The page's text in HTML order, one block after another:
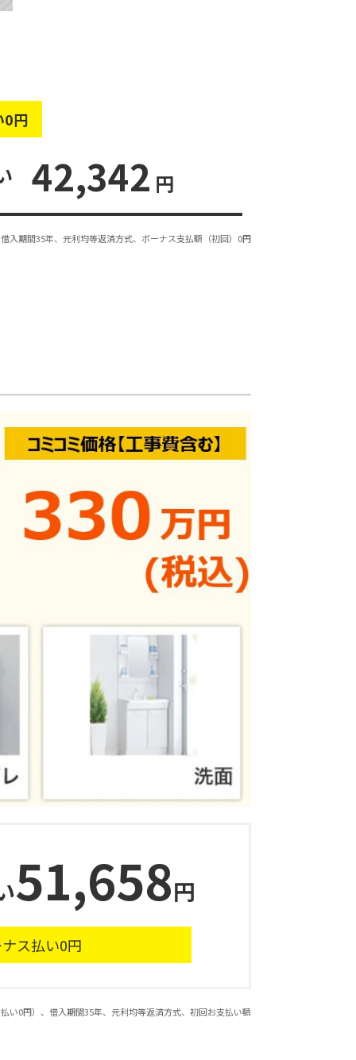
0円
42,342 円
入期間35年、元利均等返済方式、ボーナス支払額（初回）0円
51,658円
ス払い0円
0円）、借入期間35年、元利均等返済方式、初回お支払い額